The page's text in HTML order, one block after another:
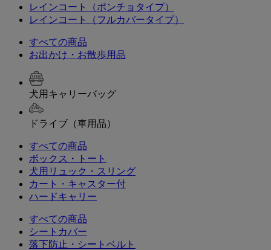
レインコート（ポンチョタイプ）
レインコート（フルカバータイプ）
すべての商品
お出かけ・お散歩用品
犬用キャリーバッグ
ドライブ（車用品）
すべての商品
ボックス・トート
犬用リュック・スリング
カート・キャスター付
ハードキャリー
すべての商品
シートカバー
落下防止・シートベルト